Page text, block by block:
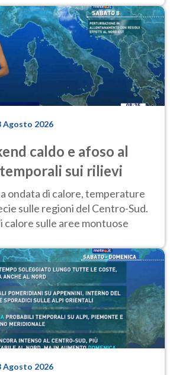
Agosto 2026
caldo e afoso al
sui rilievi
ondata di calore, temperature
sulle regioni del Centro-Sud.
calore sulle aree montuose
Agosto 2026